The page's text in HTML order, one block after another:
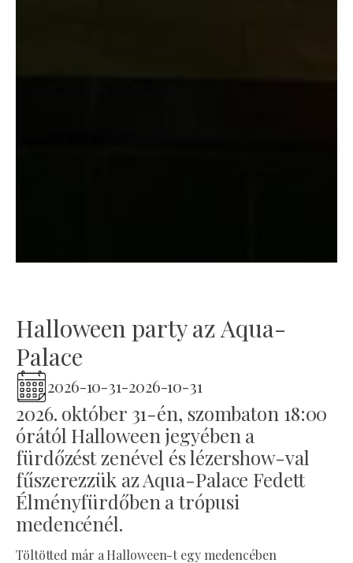
Halloween party az Aqua-
Palace
2026-10-31-2026-10-31
2026. október 31-én, szombaton 18:00
órától Halloween jegyében a
fürdőzést zenével és lézershow-val
fűszerezzük az Aqua-Palace Fedett
Élményfürdőben a trópusi
medencénél.
Töltötted már a Halloween-t egy medencében